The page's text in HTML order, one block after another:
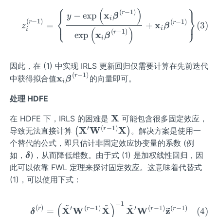
z_{i}^{(r-
zi
(r−1) = ⎩
⎨⎧
exp (xi β(r−1) )
y − exp (xi β(r−1) ) + xi β(r−1) ⎭
⎬
⎫ (3)
因此，在 (1) 中实现 IRLS 更新回归仅需要计算在先前迭代
中获得拟合值\m
_
{i}
\bo
lds
ym
bol
et
a}^
xi β(r−1) 的向量即可。
处理 HDFE
在 HDFE 下，IRLS 的困难是 \m
ath
bf
{X}
X 可能包含很多固定效应，
导致无法直接计算 \left
(\m
athb
f{X}
\ma
(X′W(r−1)X) 。解决方案是使用一
个替代的公式，即只估计非固定效应协变量的系数 (例
如， \bo
lds
ym
elt
δ)，从而降低维数。由于式 (1) 是加权线性回归，因
此可以依靠 FWL 定理来探讨固定效应。这意味着代替式
(1)，可以使用下式：
δ(r) = (X
~′W(r−1)X
~) −1
X
~′W(r−1)z(r−1) (4)